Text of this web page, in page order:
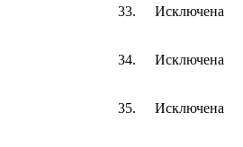
33. Исключена
34. Исключена
35. Исключена